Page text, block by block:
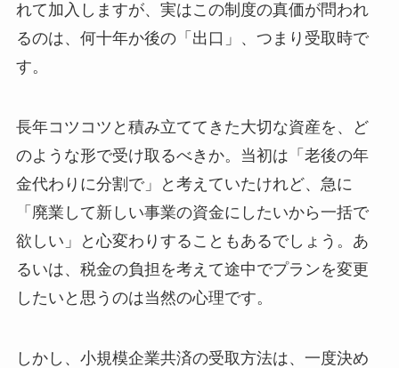
れて加入しますが、実はこの制度の真価が問われ
るのは、何十年か後の「出口」、つまり受取時で
す。
長年コツコツと積み立ててきた大切な資産を、ど
のような形で受け取るべきか。当初は「老後の年
金代わりに分割で」と考えていたけれど、急に
「廃業して新しい事業の資金にしたいから一括で
欲しい」と心変わりすることもあるでしょう。あ
るいは、税金の負担を考えて途中でプランを変更
したいと思うのは当然の心理です。
しかし、小規模企業共済の受取方法は、一度決め